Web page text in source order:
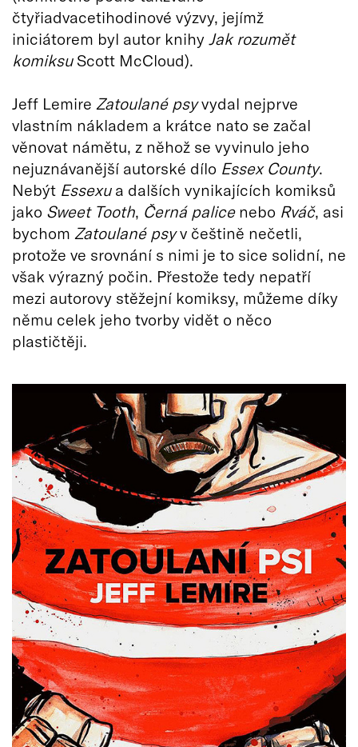
čtyřiadvacetihodinové výzvy, jejímž
iniciátorem byl autor knihy Jak rozumět
komiksuScott McCloud).
Jeff Lemire Zatoulané psyvydal nejprve
vlastním nákladem a krátce nato se začal
věnovat námětu, z něhož se vyvinulo jeho
nejuznávanější autorské dílo Essex County.
Nebýt Essexua dalších vynikajících komiksů
jako Sweet Tooth, Černá palicenebo Rváč, asi
bychom Zatoulané psyv češtině nečetli,
protože ve srovnání s nimi je to sice solidní, ne
však výrazný počin. Přestože tedy nepatří
mezi autorovy stěžejní komiksy, můžeme díky
němu celek jeho tvorby vidět o něco
plastičtěji.